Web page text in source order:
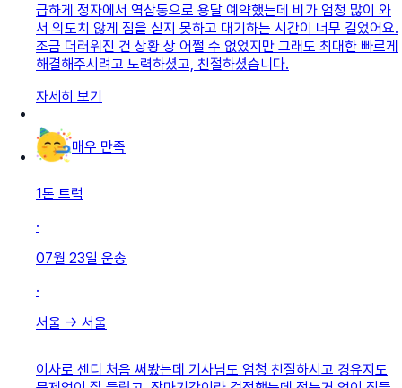
급하게 정자에서 역삼동으로 용달 예약했는데 비가 엄청 많이 와
서 의도치 않게 짐을 싣지 못하고 대기하는 시간이 너무 길었어요.
조금 더러워진 건 상황 상 어쩔 수 없었지만 그래도 최대한 빠르게
해결해주시려고 노력하셨고, 친절하셨습니다.
자세히 보기
매우 만족
1톤 트럭
·
07월 23일 운송
·
서울 → 서울
이사로 센디 처음 써봤는데 기사님도 엄청 친절하시고 경유지도